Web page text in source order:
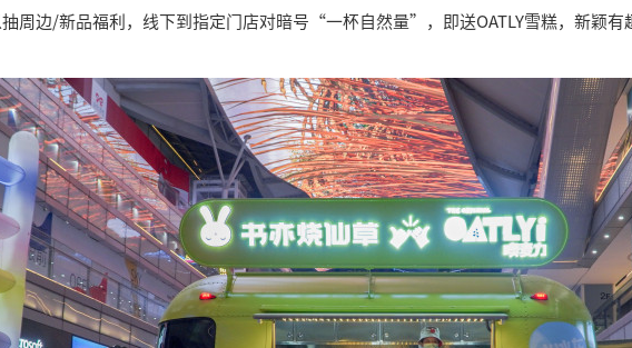
周边/新品福利，线下到指定门店对暗号“一杯自然量”，即送OATLY雪糕，新颖有